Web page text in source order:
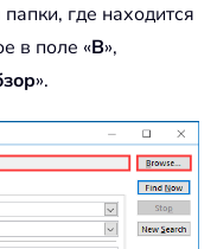
где находится
в поле «В»,
».